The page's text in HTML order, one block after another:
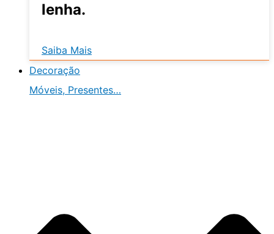
lenha.
Saiba Mais
Decoração
Móveis, Presentes…